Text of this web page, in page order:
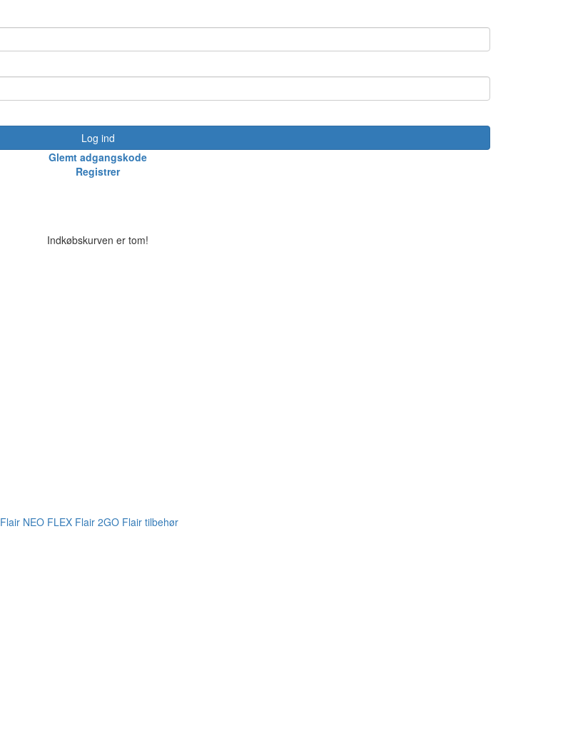
Log ind
Glemt adgangskode
Registrer
Indkøbskurven er tom!
Flair NEO FLEX Flair 2GO Flair tilbehør